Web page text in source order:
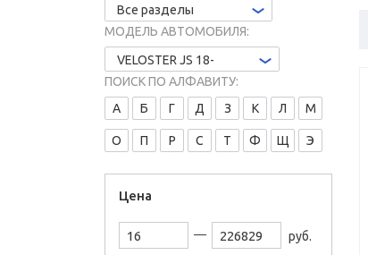
Все разделы
МОДЕЛЬ АВТОМОБИЛЯ:
VELOSTER JS 18-
ПОИСК ПО АЛФАВИТУ:
А
Б Г Д З К Л М
О П Р С Т Ф Щ Э
Цена
руб.